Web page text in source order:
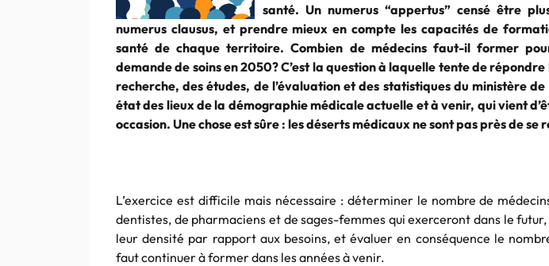
santé. Un numerus “appertus” censé être
numerus clausus, et prendre mieux en compte les capacités de
santé de chaque territoire. Combien de médecins faut-il former
demande de soins en 2050? C’est la question à laquelle tente de
recherche, des études, de l’évaluation et des statistiques du ministère
état des lieux de la démographie médicale actuelle et à venir, qui vient
occasion. Une chose est sûre : les déserts médicaux ne sont pas près de se
L’exercice est difficile mais nécessaire : déterminer le nombre de
dentistes, de pharmaciens et de sages-femmes qui exerceront dans le
leur densité par rapport aux besoins, et évaluer en conséquence le
faut continuer à former dans les années à venir.